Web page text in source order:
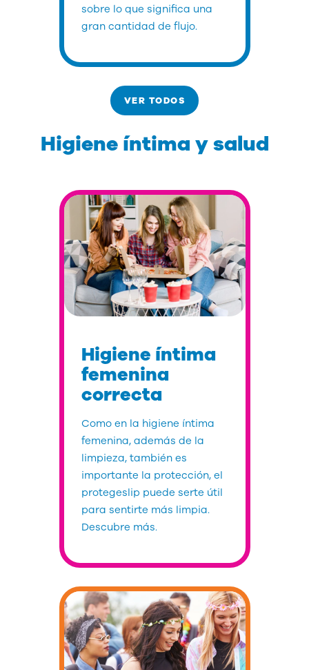
sobre lo que significa una
gran cantidad de flujo.
VER TODOS
Higiene íntima y salud
Higiene íntima
femenina
correcta
Como en la higiene íntima
femenina, además de la
limpieza, también es
importante la protección, el
protegeslip puede serte útil
para sentirte más limpia.
Descubre más.